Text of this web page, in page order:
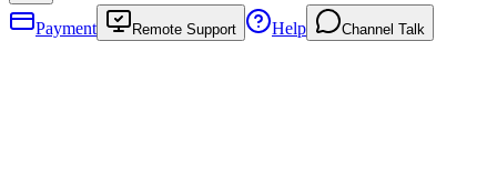
Payment Remote Support Help Channel Talk